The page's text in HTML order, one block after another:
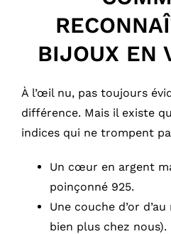
BIJOUX EN
À l’œil nu, pas toujours
différence. Mais il existe
indices qui ne trompent
Un cœur en argent
poinçonné 925.
Une couche d’or
bien plus chez nous).